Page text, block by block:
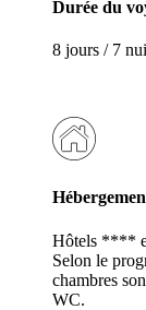
Durée du
8 jours / 7
Hôtels ****
Selon le
chambres
WC.